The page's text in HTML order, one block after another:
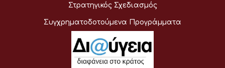
Στρατηγικός Σχεδιασμός
Συγχρηματοδοτούμενα Προγράμματα